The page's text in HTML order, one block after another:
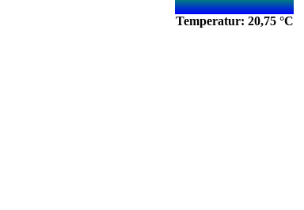
Temperatur: 20,75 °C